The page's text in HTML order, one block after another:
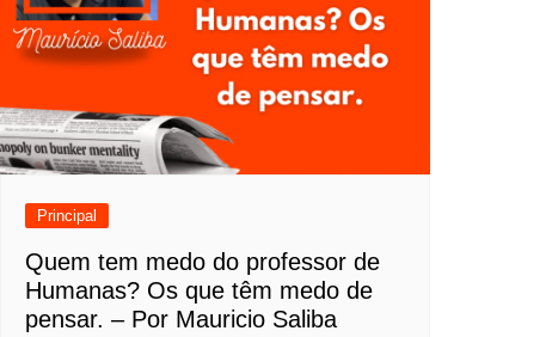
Principal
Quem tem medo do professor de
Humanas? Os que têm medo de
pensar. – Por Mauricio Saliba